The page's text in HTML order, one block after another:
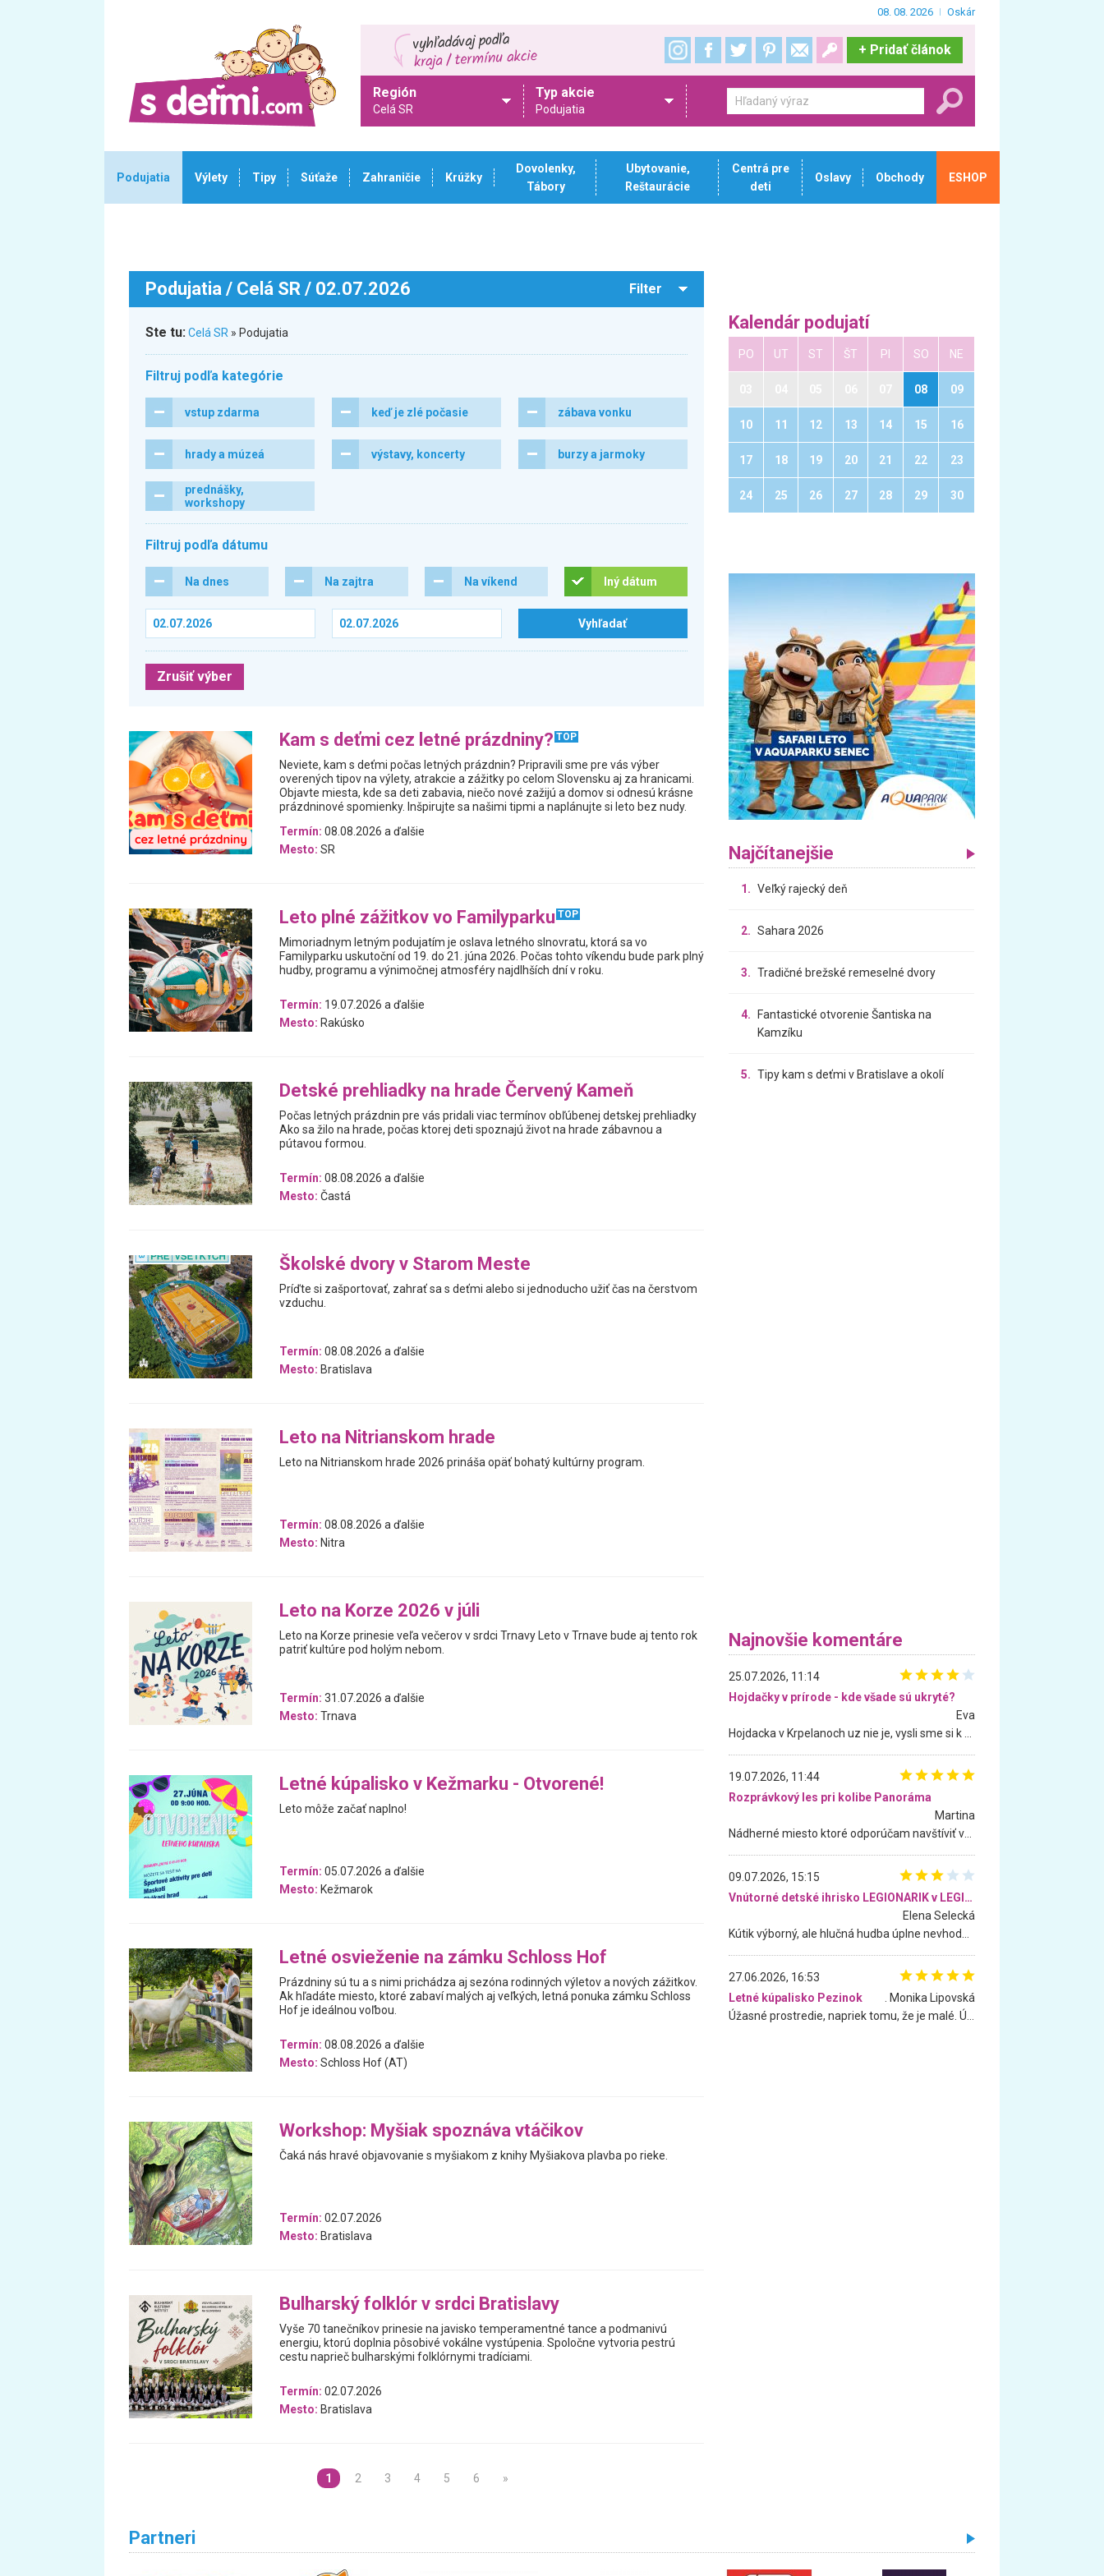
08. 08. 2026 Oskár
+ Pridať článok
Región
Celá SR
Typ akcie
Podujatia
Podujatia Výlety Tipy Súťaže Zahraničie Krúžky
Dovolenky,
Tábory
Ubytovanie,
Reštaurácie
Centrá pre
deti
Oslavy Obchody ESHOP
Podujatia / Celá SR / 02.07.2026 Filter
Ste tu:Celá SR » Podujatia
Filtruj podľa kategórie
vstup zdarma keď je zlé počasie zábava vonku
hrady a múzeá výstavy, koncerty burzy a jarmoky
prednášky,
workshopy
Filtruj podľa dátumu
Na dnes Na zajtra Na víkend Iný dátum
Zrušiť výber
Kam s deťmi cez letné prázdniny? TOP
Neviete, kam s deťmi počas letných prázdnin? Pripravili sme pre vás výber
overených tipov na výlety, atrakcie a zážitky po celom Slovensku aj za hranicami.
Objavte miesta, kde sa deti zabavia, niečo nové zažijú a domov si odnesú krásne
prázdninové spomienky. Inšpirujte sa našimi tipmi a naplánujte si leto bez nudy.
Termín: 08.08.2026 a ďalšie
Mesto: SR
Leto plné zážitkov vo Familyparku TOP
Mimoriadnym letným podujatím je oslava letného slnovratu, ktorá sa vo
Familyparku uskutoční od 19. do 21. júna 2026. Počas tohto víkendu bude park plný
hudby, programu a výnimočnej atmosféry najdlhších dní v roku.
Termín: 19.07.2026 a ďalšie
Mesto: Rakúsko
Detské prehliadky na hrade Červený Kameň
Počas letných prázdnin pre vás pridali viac termínov obľúbenej detskej prehliadky
Ako sa žilo na hrade, počas ktorej deti spoznajú život na hrade zábavnou a
pútavou formou.
Termín: 08.08.2026 a ďalšie
Mesto: Častá
Školské dvory v Starom Meste
Príďte si zašportovať, zahrať sa s deťmi alebo si jednoducho užiť čas na čerstvom
vzduchu.
Termín: 08.08.2026 a ďalšie
Mesto: Bratislava
Leto na Nitrianskom hrade
Leto na Nitrianskom hrade 2026 prináša opäť bohatý kultúrny program.
Termín: 08.08.2026 a ďalšie
Mesto: Nitra
Leto na Korze 2026 v júli
Leto na Korze prinesie veľa večerov v srdci Trnavy Leto v Trnave bude aj tento rok
patriť kultúre pod holým nebom.
Termín: 31.07.2026 a ďalšie
Mesto: Trnava
Letné kúpalisko v Kežmarku - Otvorené!
Leto môže začať naplno!
Termín: 05.07.2026 a ďalšie
Mesto: Kežmarok
Letné osvieženie na zámku Schloss Hof
Prázdniny sú tu a s nimi prichádza aj sezóna rodinných výletov a nových zážitkov.
Ak hľadáte miesto, ktoré zabaví malých aj veľkých, letná ponuka zámku Schloss
Hof je ideálnou voľbou.
Termín: 08.08.2026 a ďalšie
Mesto: Schloss Hof (AT)
Workshop: Myšiak spoznáva vtáčikov
Čaká nás hravé objavovanie s myšiakom z knihy Myšiakova plavba po rieke.
Termín: 02.07.2026
Mesto: Bratislava
Bulharský folklór v srdci Bratislavy
Vyše 70 tanečníkov prinesie na javisko temperamentné tance a podmanivú
energiu, ktorú doplnia pôsobivé vokálne vystúpenia. Spoločne vytvoria pestrú
cestu naprieč bulharskými folklórnymi tradíciami.
Termín: 02.07.2026
Mesto: Bratislava
1 2 3 4 5 6 »
Kalendár podujatí
PO UT ST ŠT PI SO NE
08 09
10 11 12 13 14 15 16
17 18 19 20 21 22 23
24 25 26 27 28 29 30
Najčítanejšie
1. Veľký rajecký deň
2. Sahara 2026
3. Tradičné brežské remeselné dvory
4.
Fantastické otvorenie Šantiska na
Kamzíku
5. Tipy kam s deťmi v Bratislave a okolí
Najnovšie komentáre
25.07.2026, 11:14
Hojdačky v prírode - kde všade sú ukryté?
Eva
19.07.2026, 11:44
Rozprávkový les pri kolibe Panoráma
Martina
09.07.2026, 15:15
Vnútorné detské ihrisko LEGIONARIK v LEGIA Fitness
Elena Selecká
27.06.2026, 16:53
Letné kúpalisko Pezinok
. Monika Lipovská
Partneri